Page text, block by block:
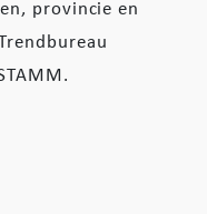
provincie en